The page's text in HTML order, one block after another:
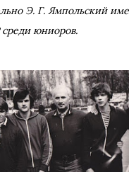
Э. Г. Ямпольский
юниоров.